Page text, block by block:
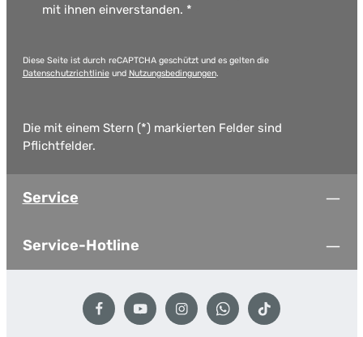
mit ihnen einverstanden. *
Diese Seite ist durch reCAPTCHA geschützt und es gelten die
Datenschutzrichtlinieund Nutzungsbedingungen.
Die mit einem Stern (*) markierten Felder sind
Pflichtfelder.
Service
Service-Hotline